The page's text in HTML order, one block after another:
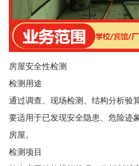
房屋安全性检测
检测用途
通过调查、现场检测、结构分析验
要适用于已发现安全隐患、危险迹
房屋。
检测项目